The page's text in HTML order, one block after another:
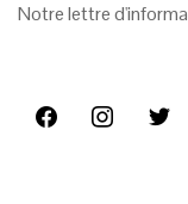
Notre lettre